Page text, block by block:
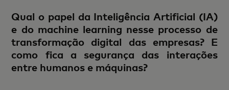
Qual o papel da Inteligência Artificial (IA)
e do machine learning nesse processo de
transformação digital das empresas? E
como fica a segurança das interações
entre humanos e máquinas?